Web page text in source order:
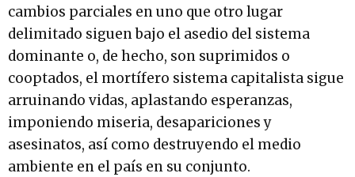
cambios parciales en uno que otro lugar
delimitado siguen bajo el asedio del sistema
dominante o, de hecho, son suprimidos o
cooptados, el mortífero sistema capitalista sigue
arruinando vidas, aplastando esperanzas,
imponiendo miseria, desapariciones y
asesinatos, así como destruyendo el medio
ambiente en el país en su conjunto.